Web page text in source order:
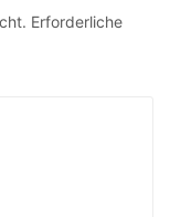
Erforderliche